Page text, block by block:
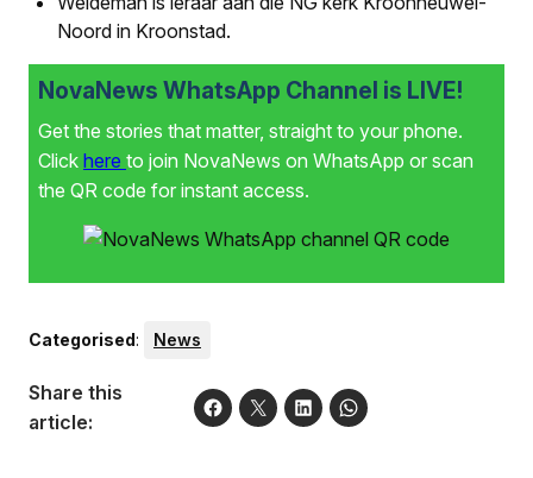
Noord in Kroonstad.
NovaNews WhatsApp Channel is LIVE!
Get the stories that matter, straight to your phone.
Click here to join NovaNews on WhatsApp or scan
the QR code for instant access.
Categorised: News
Share this
article: